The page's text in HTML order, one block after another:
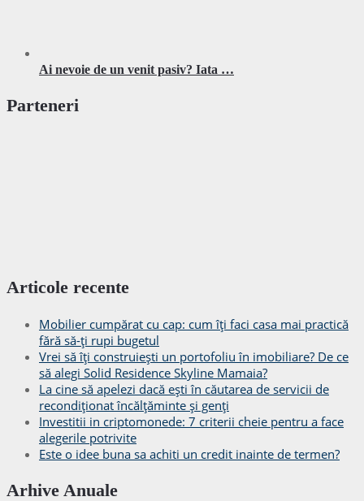
Ai nevoie de un venit pasiv? Iata …
Parteneri
Articole recente
Mobilier cumpărat cu cap: cum îți faci casa mai practică
fără să-ți rupi bugetul
Vrei să îți construiești un portofoliu în imobiliare? De ce
să alegi Solid Residence Skyline Mamaia?
La cine să apelezi dacă ești în căutarea de servicii de
recondiționat încălțăminte și genți
Investitii in criptomonede: 7 criterii cheie pentru a face
alegerile potrivite
Este o idee buna sa achiti un credit inainte de termen?
Arhive Anuale